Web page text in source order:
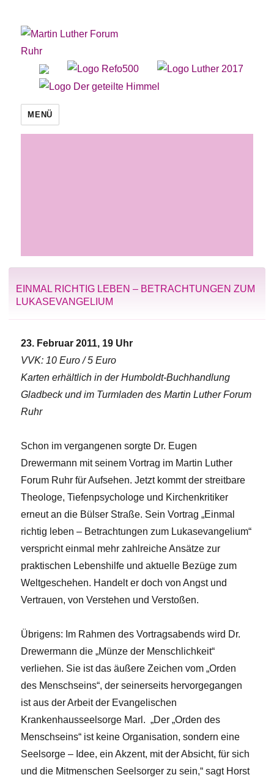
Martin Luther Forum Ruhr
MENÜ
EINMAL RICHTIG LEBEN – BETRACHTUNGEN ZUM
LUKASEVANGELIUM
23. Februar 2011, 19 Uhr
VVK: 10 Euro / 5 Euro
Karten erhältlich in der Humboldt-Buchhandlung
Gladbeck und im Turmladen des Martin Luther Forum
Ruhr
Schon im vergangenen sorgte Dr. Eugen
Drewermann mit seinem Vortrag im Martin Luther
Forum Ruhr für Aufsehen. Jetzt kommt der streitbare
Theologe, Tiefenpsychologe und Kirchenkritiker
erneut an die Bülser Straße. Sein Vortrag „Einmal
richtig leben – Betrachtungen zum Lukasevangelium“
verspricht einmal mehr zahlreiche Ansätze zur
praktischen Lebenshilfe und aktuelle Bezüge zum
Weltgeschehen. Handelt er doch von Angst und
Vertrauen, von Verstehen und Verstoßen.
Übrigens: Im Rahmen des Vortragsabends wird Dr.
Drewermann die „Münze der Menschlichkeit“
verliehen. Sie ist das äußere Zeichen vom „Orden
des Menschseins“, der seinerseits hervorgegangen
ist aus der Arbeit der Evangelischen
Krankenhausseelsorge Marl. „Der „Orden des
Menschseins“ ist keine Organisation, sondern eine
Seelsorge – Idee, ein Akzent, mit der Absicht, für sich
und die Mitmenschen Seelsorger zu sein,“ sagt Horst